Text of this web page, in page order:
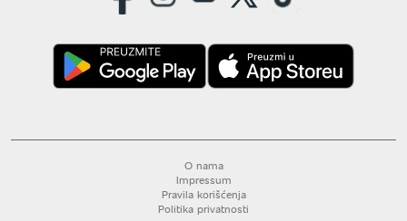
O nama
Impressum
Pravila korišćenja
Politika privatnosti